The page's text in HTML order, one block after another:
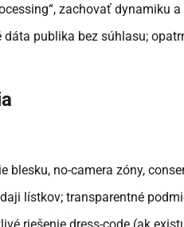
zachovať dynamiku
publika bez súhlasu;
blesku, no-camera zóny,
lístkov; transparentné
riešenie dress-code (ak